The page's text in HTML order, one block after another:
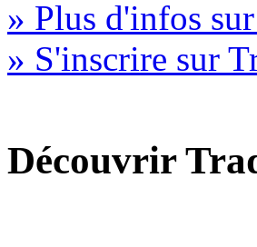
» Plus d'infos
» S'inscrire sur
Découvrir